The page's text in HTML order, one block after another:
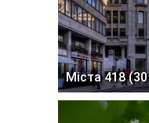
Міста 418